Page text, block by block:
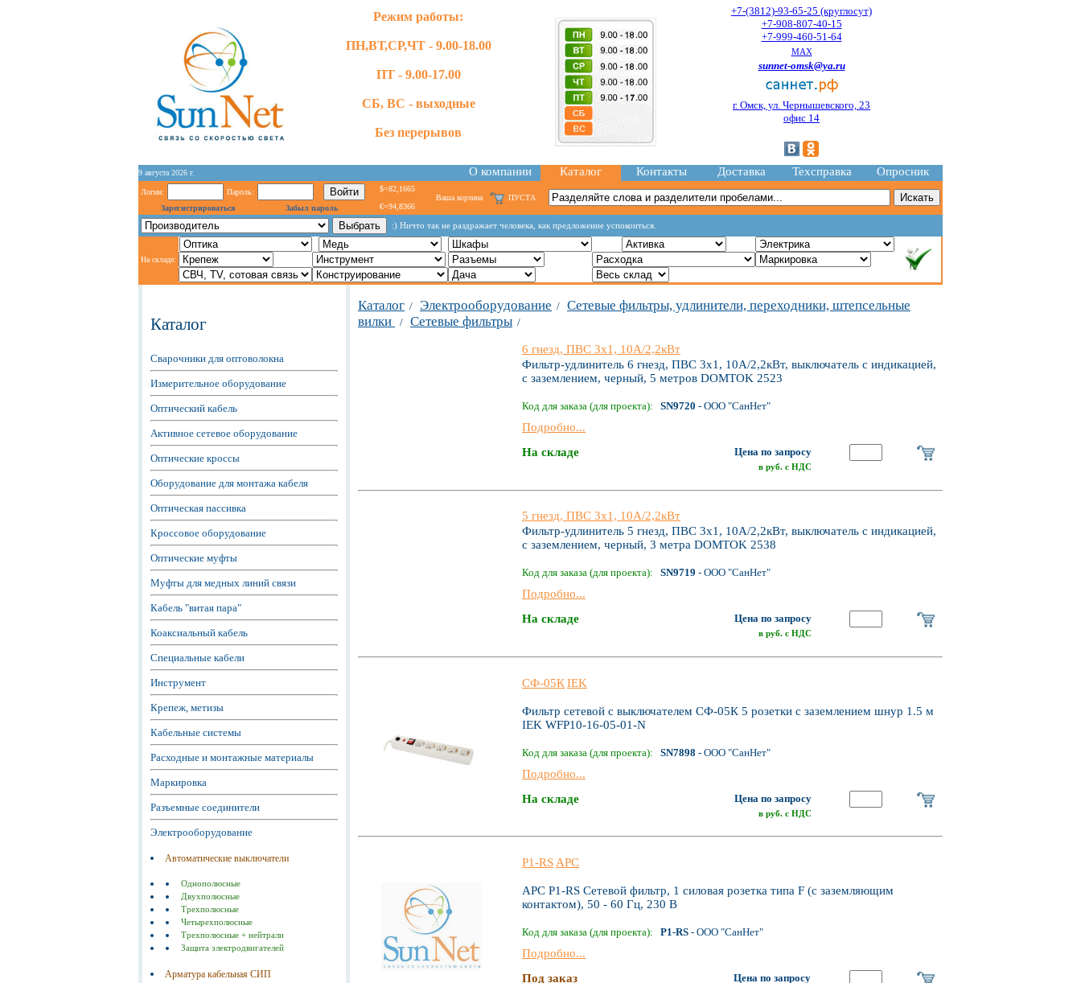
Режим работы:
ПН,ВТ,СР,ЧТ - 9.00-18.00
ПТ - 9.00-17.00
СБ, ВС - выходные
Без перерывов
+7-(3812)-93-65-25 (круглосут)
+7-908-807-40-15
+7-999-460-51-64
MAX
sunnet-omsk@ya.ru
г. Омск, ул. Чернышевского, 23
офис 14
9 августа 2026 г. О компании Каталог Контакты Доставка Техсправка Опросник
Логин:
Пароль:
Зарегистрироваться
Забыл пароль
$=82,1665
€=94,8366
Ваша корзина ПУСТА
:) Ничто так не раздражает человека, как предложение успокоиться.
На складе:
Каталог
Сварочники для оптоволокна
Измерительное оборудование
Оптический кабель
Активное сетевое оборудование
Оптические кроссы
Оборудование для монтажа кабеля
Оптическая пассивка
Кроссовое оборудование
Оптические муфты
Муфты для медных линий связи
Кабель "витая пара"
Коаксиальный кабель
Специальные кабели
Инструмент
Крепеж, метизы
Кабельные системы
Расходные и монтажные материалы
Маркировка
Разъемные соединители
Электрооборудование
Автоматические выключатели
Однополюсные
Двухполюсные
Трехполюсные
Четырехполюсные
Трехполюсные + нейтрали
Защита электродвигателей
Арматура кабельная СИП
Каталог / Электрооборудование / Сетевые фильтры, удлинители, переходники, штепсельные
вилки
/ Сетевые фильтры /
6 гнезд, ПВС 3x1, 10А/2,2кВт
Фильтр-удлинитель 6 гнезд, ПВС 3x1, 10А/2,2кВт, выключатель с индикацией,
с заземлением, черный, 5 метров DOMTOK 2523
Код для заказа (для проекта): SN9720 - ООО "СанНет"
Подробно...
На складе
Цена по запросу
в руб. с НДС
5 гнезд, ПВС 3x1, 10А/2,2кВт
Фильтр-удлинитель 5 гнезд, ПВС 3x1, 10А/2,2кВт, выключатель с индикацией,
с заземлением, черный, 3 метра DOMTOK 2538
Код для заказа (для проекта): SN9719 - ООО "СанНет"
Подробно...
На складе
Цена по запросу
в руб. с НДС
СФ-05КIEK
Фильтр сетевой с выключателем СФ-05К 5 розетки с заземлением шнур 1.5 м
IEK WFP10-16-05-01-N
Код для заказа (для проекта): SN7898 - ООО "СанНет"
Подробно...
На складе
Цена по запросу
в руб. с НДС
P1-RS APC
APC P1-RS Сетевой фильтр, 1 силовая розетка типа F (с заземляющим
контактом), 50 - 60 Гц, 230 В
Код для заказа (для проекта): P1-RS - ООО "СанНет"
Подробно...
Под заказ
Цена по запросу